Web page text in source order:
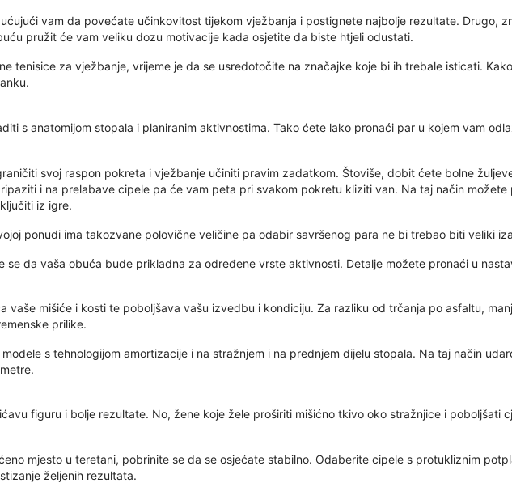
vam da povećate učinkovitost tijekom vježbanja i postignete najbolje rezultate. Drugo,
pružit će vam veliku dozu motivacije kada osjetite da biste htjeli odustati.
tenisice za vježbanje, vrijeme je da se usredotočite na značajke koje bi ih trebale isticati.
s anatomijom stopala i planiranim aktivnostima. Tako ćete lako pronaći par u kojem vam
svoj raspon pokreta i vježbanje učiniti pravim zadatkom. Štoviše, dobit ćete bolne
i na prelabave cipele pa će vam peta pri svakom pokretu kliziti van. Na taj način
iz igre.
ponudi ima takozvane polovične veličine pa odabir savršenog para ne bi trebao biti veliki
se da vaša obuća bude prikladna za određene vrste aktivnosti. Detalje možete pronaći u
vaše mišiće i kosti te poboljšava vašu izvedbu i kondiciju. Za razliku od trčanja po asfaltu,
prilike.
s tehnologijom amortizacije i na stražnjem i na prednjem dijelu stopala. Na taj način
figuru i bolje rezultate. No, žene koje žele proširiti mišićno tkivo oko stražnjice i poboljšati
mjesto u teretani, pobrinite se da se osjećate stabilno. Odaberite cipele s protukliznim
željenih rezultata.